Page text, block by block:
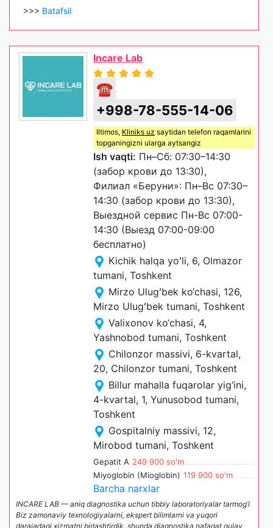
>>> Batafsil
Incare Lab
☎
+998-78-555-14-06
Iltimos, Kliniks uz saytidan telefon raqamlarini
topganingizni ularga aytsangiz
Ish vaqti: Пн–Сб: 07:30–14:30
(забор крови до 13:30),
Филиал «Беруни»: Пн–Вс 07:30–
14:30 (забор крови до 13:30),
Выездной сервис Пн-Вс 07:00-
14:30 (Выезд 07:00-09:00
бесплатно)
Kichik halqa yoʻli, 6, Olmazor
tumani, Toshkent
Mirzo Ulugʻbek ko‘chasi, 126,
Mirzo Ulugʻbek tumani, Toshkent
Valixonov ko‘chasi, 4,
Yashnobod tumani, Toshkent
Chilonzor massivi, 6-kvartal,
20, Chilonzor tumani, Toshkent
Billur mahalla fuqarolar yig‘ini,
4-kvartal, 1, Yunusobod tumani,
Toshkent
Gospitalniy massivi, 12,
Mirobod tumani, Toshkent
Gepatit A 249 900 so'm
Miyoglobin (Mioglobin) 119 900 so'm
Barcha narxlar
INCARE LAB — aniq diagnostika uchun tibbiy laboratoriyalar tarmog‘i
Biz zamonaviy texnologiyalarni, ekspert bilimlarni va yuqori
darajadagi xizmatni birlashtirdik, shunda diagnostika nafaqat qulay,